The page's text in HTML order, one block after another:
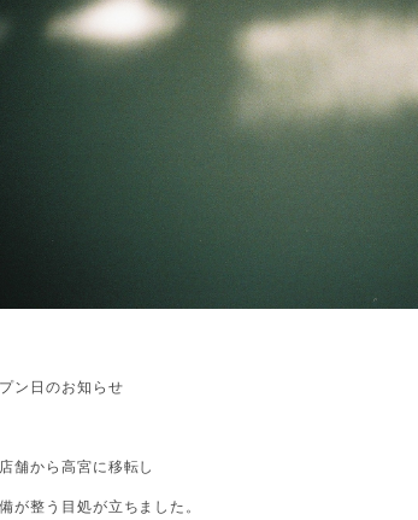
ン日のお知らせ
舗から高宮に移転し
が整う目処が立ちました。